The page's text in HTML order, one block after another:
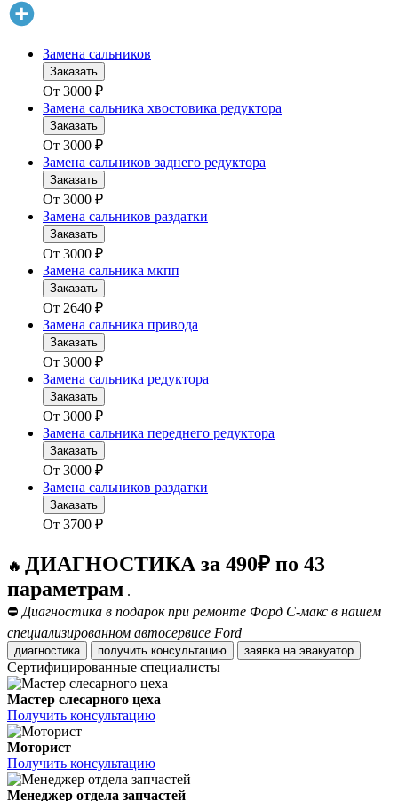
Замена сальников
Заказать
От 3000 ₽
Замена сальника хвостовика редуктора
Заказать
От 3000 ₽
Замена сальников заднего редуктора
Заказать
От 3000 ₽
Замена сальников раздатки
Заказать
От 3000 ₽
Замена сальника мкпп
Заказать
От 2640 ₽
Замена сальника привода
Заказать
От 3000 ₽
Замена сальника редуктора
Заказать
От 3000 ₽
Замена сальника переднего редуктора
Заказать
От 3000 ₽
Замена сальников раздатки
Заказать
От 3700 ₽
🔥 ДИАГНОСТИКА за 490₽ по 43
параметрам .
⛔ Диагностика в подарок при ремонте Форд С-макс в нашем
специализированном автосервисе Ford
диагностика получить консультацию заявка на эвакуатор
Сертифицированные специалисты
Мастер слесарного цеха
Получить консультацию
Моторист
Получить консультацию
Менеджер отдела запчастей